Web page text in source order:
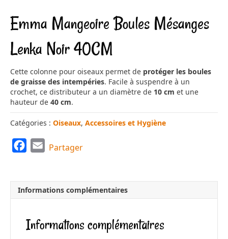
Emma Mangeoire Boules Mésanges
Lenka Noir 40CM
Cette colonne pour oiseaux permet de protéger les boules
de graisse des intempéries. Facile à suspendre à un
crochet, ce distributeur a un diamètre de 10 cm et une
hauteur de 40 cm.
Catégories : Oiseaux, Accessoires et Hygiène
e
b
o
o
i
l
Partager
Informations complémentaires
Informations complémentaires